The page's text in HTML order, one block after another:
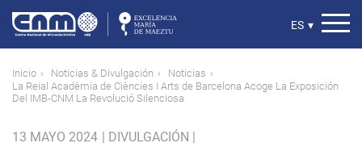
contenido
principal
Select
ES ▾
Ruta
de
Inicio Noticias & Divulgación
Noticias
La Reial Acadèmia de Ciències I Arts de Barcelona Acoge La Exposición
Del IMB-CNM La Revolució Silenciosa
13 MAYO 2024 | DIVULGACIÓN |